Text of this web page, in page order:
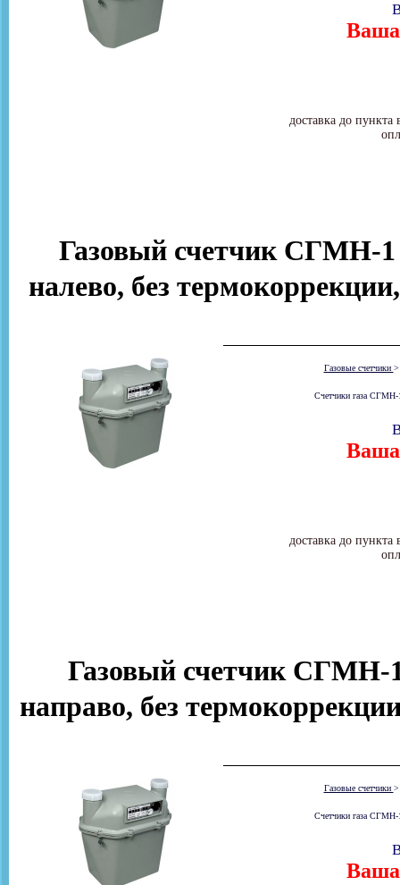
Ваша
доставка до
Газовый счетчик СГМН-1
налево, без
Газовые счетчики
Счетчики газа СГМН-
Ваша
доставка до
Газовый счетчик СГМН-
направо, без
Газовые счетчики
Счетчики газа СГМН-
Ваша